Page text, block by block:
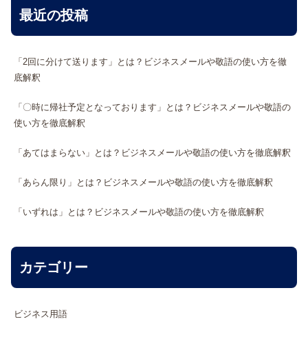
最近の投稿
「2回に分けて送ります」とは？ビジネスメールや敬語の使い方を徹
底解釈
「〇時に帰社予定となっております」とは？ビジネスメールや敬語の
使い方を徹底解釈
「あてはまらない」とは？ビジネスメールや敬語の使い方を徹底解釈
「あらん限り」とは？ビジネスメールや敬語の使い方を徹底解釈
「いずれは」とは？ビジネスメールや敬語の使い方を徹底解釈
カテゴリー
ビジネス用語